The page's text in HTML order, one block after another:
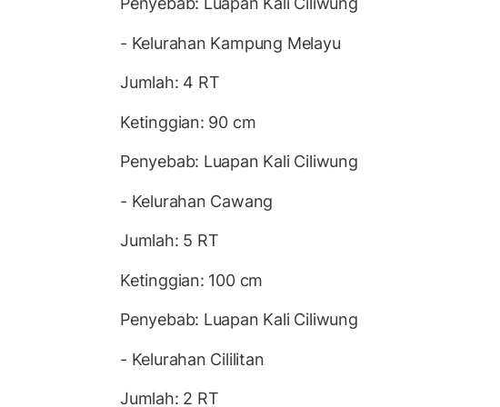
- Kelurahan Kampung Melayu
Jumlah: 4 RT
Ketinggian: 90 cm
Penyebab: Luapan Kali Ciliwung
- Kelurahan Cawang
Jumlah: 5 RT
Ketinggian: 100 cm
Penyebab: Luapan Kali Ciliwung
- Kelurahan Cililitan
Jumlah: 2 RT